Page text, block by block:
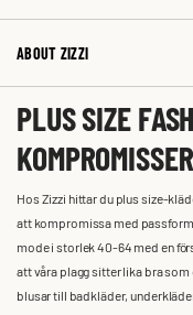
ABOUT ZIZZI
PLUS SIZE
KOMPROMISSER
Hos Zizzi hittar du plus size-
att kompromissa med
mode i storlek 40-64 med en
att våra plagg sitter lika bra
blusar till badkläder,